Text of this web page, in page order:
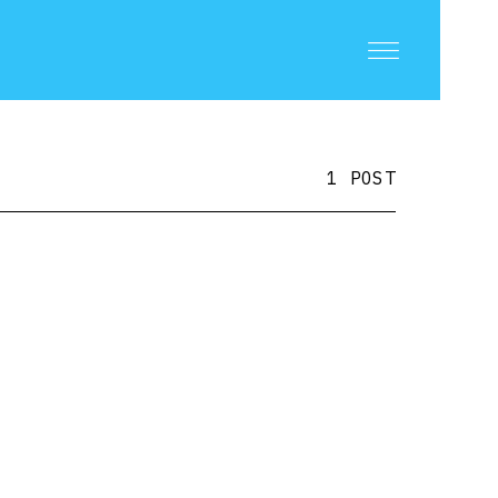
1 POST